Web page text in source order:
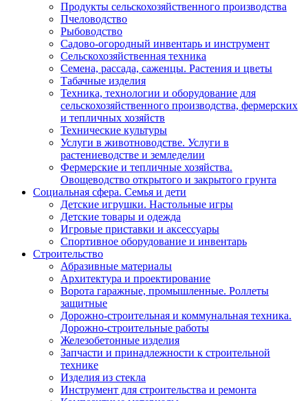
Продукты сельскохозяйственного производства
Пчеловодство
Рыбоводство
Садово-огородный инвентарь и инструмент
Сельскохозяйственная техника
Семена, рассада, саженцы. Растения и цветы
Табачные изделия
Техника, технологии и оборудование для
сельскохозяйственного производства, фермерских
и тепличных хозяйств
Технические культуры
Услуги в животноводстве. Услуги в
растениеводстве и земледелии
Фермерские и тепличные хозяйства.
Овощеводство открытого и закрытого грунта
Социальная сфера. Семья и дети
Детские игрушки. Настольные игры
Детские товары и одежда
Игровые приставки и аксессуары
Спортивное оборудование и инвентарь
Строительство
Абразивные материалы
Архитектура и проектирование
Ворота гаражные, промышленные. Роллеты
защитные
Дорожно-строительная и коммунальная техника.
Дорожно-строительные работы
Железобетонные изделия
Запчасти и принадлежности к строительной
технике
Изделия из стекла
Инструмент для строительства и ремонта